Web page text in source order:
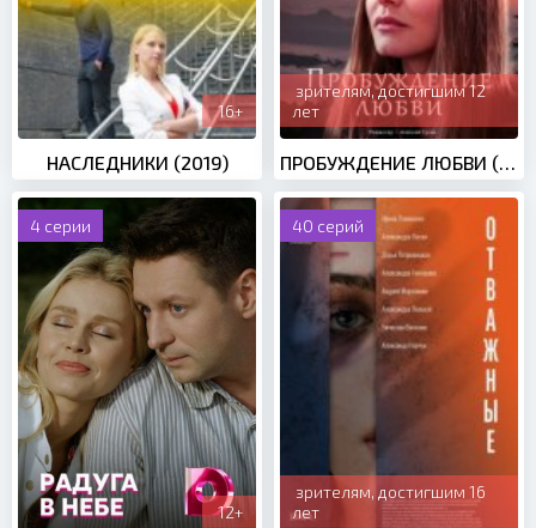
16+
НАСЛЕДНИКИ (2019)
зрителям, достигшим 12
лет
4 серии
12+
40 серий
зрителям, достигшим 16
лет